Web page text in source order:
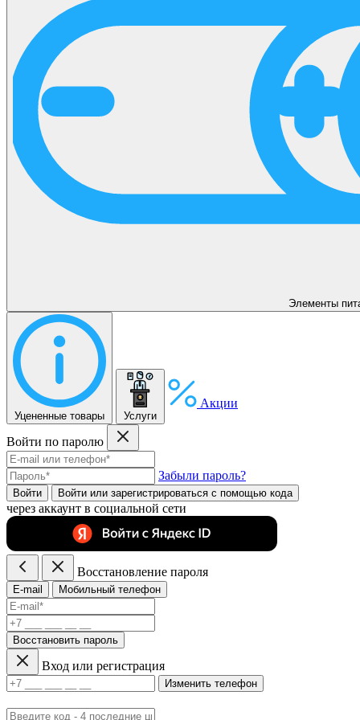
Элементы
Уцененные товары Услуги
Акции
Войти по паролю
Забыли пароль?
Войти Войти или зарегистрироватьcя с помощью кода
через аккаунт в социальной сети
Восстановление пароля
E-mail Мобильный телефон
Восстановить пароль
Вход или регистрация
Изменить телефон